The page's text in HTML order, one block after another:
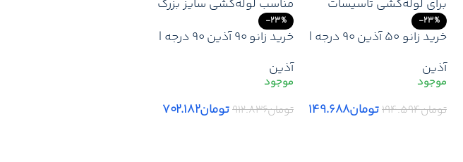
-23%
خرید زانو 50 آذین 90 درجه |
– لیست قیمت جدید
نمایندگی آذین + ارسال
آذین
تومان۱۹۴.۵۹۴تومان۱۴۹.۶۸۸
-23%
خرید زانو 90 آذین 90 درجه |
– لیست قیمت جدید آذین
نمایندگی + ارسال
آذین
تومان۹۱۲.۸۳۶تومان۷۰۲.۱۸۲